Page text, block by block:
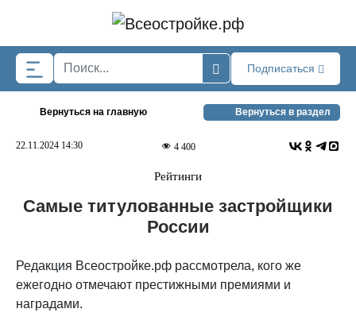
Подписаться
Вернуться на главную Вернуться в раздел
22.11.2024 14:30 4 400
Рейтинги
Самые титулованные застройщики
России
Редакция Всеостройке.рф рассмотрела, кого же
ежегодно отмечают престижными премиями и
наградами.